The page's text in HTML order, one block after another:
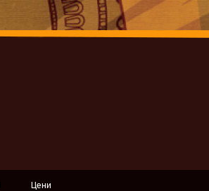
Цени